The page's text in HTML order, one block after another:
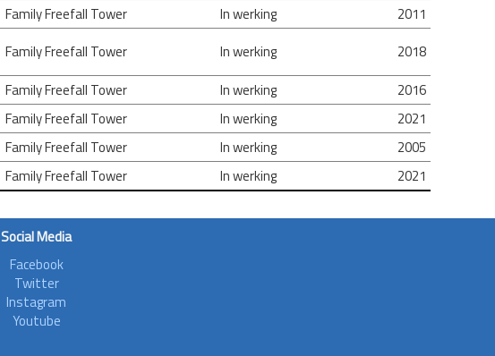
Family Freefall Tower In werking
2011
Family Freefall Tower In werking
2018
Family Freefall Tower In werking
2016
Family Freefall Tower In werking
2021
Family Freefall Tower In werking
2005
Family Freefall Tower In werking 2021
Social Media
Facebook
Twitter
Instagram
Youtube